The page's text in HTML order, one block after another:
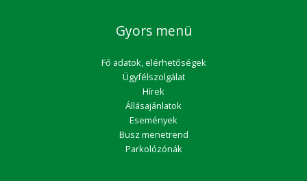
Gyors menü
Fő adatok, elérhetőségek
Ügyfélszolgálat
Hírek
Állásajánlatok
Események
Busz menetrend
Parkolózónák